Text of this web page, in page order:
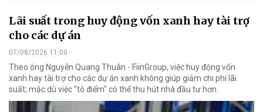
Lãi suất trong huy động vốn xanh hay tài trợ
cho các dự án
07/08/2026 11:00
Theo ông Nguyễn Quang Thuân - FiinGroup, việc huy động vốn
xanh hay tài trợ cho các dự án xanh không giúp giảm chi phí lãi
suất; mặc dù việc "tô điểm" có thể thu hút nhà đầu tư hơn.